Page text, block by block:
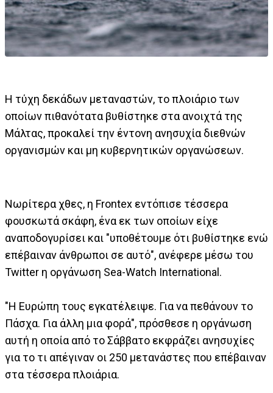
Η τύχη δεκάδων μεταναστών, το πλοιάριο των
οποίων πιθανότατα βυθίστηκε στα ανοιχτά της
Μάλτας, προκαλεί την έντονη ανησυχία διεθνών
οργανισμών και μη κυβερνητικών οργανώσεων.
Νωρίτερα χθες, η Frontex εντόπισε τέσσερα
φουσκωτά σκάφη, ένα εκ των οποίων είχε
αναποδογυρίσει και "υποθέτουμε ότι βυθίστηκε ενώ
επέβαιναν άνθρωποι σε αυτό", ανέφερε μέσω του
Twitter η οργάνωση Sea-Watch International.
"Η Ευρώπη τους εγκατέλειψε. Για να πεθάνουν το
Πάσχα. Για άλλη μια φορά", πρόσθεσε η οργάνωση
αυτή η οποία από το Σάββατο εκφράζει ανησυχίες
για το τι απέγιναν οι 250 μετανάστες που επέβαιναν
στα τέσσερα πλοιάρια.